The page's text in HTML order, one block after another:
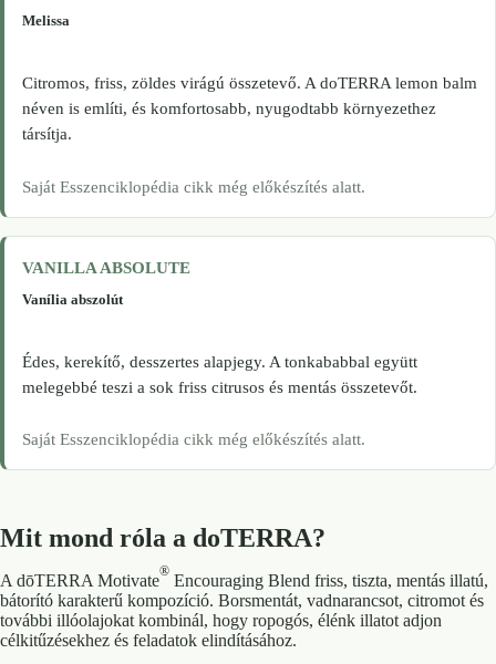
Melissa
Citromos, friss, zöldes virágú összetevő. A doTERRA lemon balm
néven is említi, és komfortosabb, nyugodtabb környezethez
társítja.
Saját Esszenciklopédia cikk még előkészítés alatt.
VANILLA ABSOLUTE
Vanília abszolút
Édes, kerekítő, desszertes alapjegy. A tonkababbal együtt
melegebbé teszi a sok friss citrusos és mentás összetevőt.
Saját Esszenciklopédia cikk még előkészítés alatt.
Mit mond róla a doTERRA?
A dōTERRA Motivate® Encouraging Blend friss, tiszta, mentás illatú,
bátorító karakterű kompozíció. Borsmentát, vadnarancsot, citromot és
további illóolajokat kombinál, hogy ropogós, élénk illatot adjon
célkitűzésekhez és feladatok elindításához.